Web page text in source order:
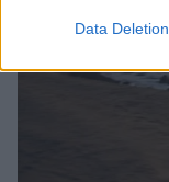
Data Deletion